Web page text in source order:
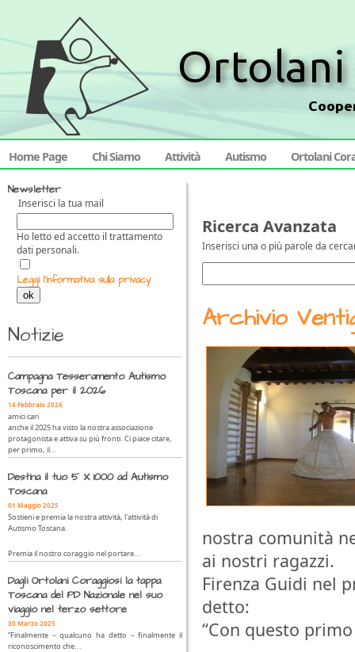
Home Page Chi Siamo Attività Autismo Ortolani
Ricerca Avanzata
Inserisci una o più parole da
Archivio
nostra comunità
ai nostri ragazzi.
Firenza Guidi nel
detto:
“Con questo
Newsletter
Inserisci la tua mail
Ho letto ed accetto il trattamento
dati personali.
Leggi l'informativa sulla privacy
ok
Notizie
Campagna Tesseramento Autismo
Toscana per il 2026
14 Febbraio 2026
amici cari
anche il 2025 ha visto la nostra associazione
protagonista e attiva su più fronti. Ci piace citare,
per primo, il...
Destina il tuo 5 X 1000 ad Autismo
Toscana
01 Maggio 2025
Sostieni e premia la nostra attività, l'attività di
Autismo Toscana.
Premia il nostro coraggio nel portare...
Dagli Ortolani Coraggiosi la tappa
Toscana del PD Nazionale nel suo
viaggio nel terzo settore
30 Marzo 2025
“Finalmente – qualcuno ha detto – finalmente il
riconoscimento che...